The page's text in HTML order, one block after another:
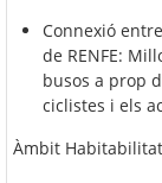
Connexió
de RENFE:
busos a prop
ciclistes i els
Àmbit